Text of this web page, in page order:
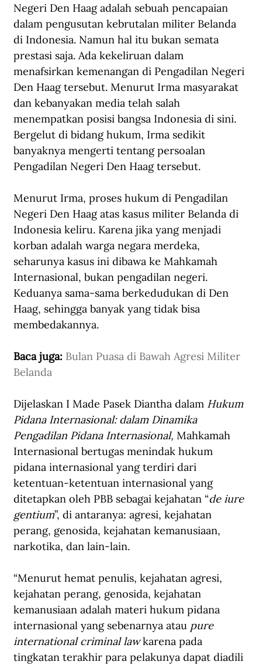
Negeri Den Haag adalah sebuah pencapaian
dalam pengusutan kebrutalan militer Belanda
di Indonesia. Namun hal itu bukan semata
prestasi saja. Ada kekeliruan dalam
menafsirkan kemenangan di Pengadilan Negeri
Den Haag tersebut. Menurut Irma masyarakat
dan kebanyakan media telah salah
menempatkan posisi bangsa Indonesia di sini.
Bergelut di bidang hukum, Irma sedikit
banyaknya mengerti tentang persoalan
Pengadilan Negeri Den Haag tersebut.
Menurut Irma, proses hukum di Pengadilan
Negeri Den Haag atas kasus militer Belanda di
Indonesia keliru. Karena jika yang menjadi
korban adalah warga negara merdeka,
seharunya kasus ini dibawa ke Mahkamah
Internasional, bukan pengadilan negeri.
Keduanya sama-sama berkedudukan di Den
Haag, sehingga banyak yang tidak bisa
membedakannya.
Baca juga: Bulan Puasa di Bawah Agresi Militer
Belanda
Dijelaskan I Made Pasek Diantha dalam Hukum
Pidana Internasional: dalam Dinamika
Pengadilan Pidana Internasional, Mahkamah
Internasional bertugas menindak hukum
pidana internasional yang terdiri dari
ketentuan-ketentuan internasional yang
ditetapkan oleh PBB sebagai kejahatan “de iure
gentium”, di antaranya: agresi, kejahatan
perang, genosida, kejahatan kemanusiaan,
narkotika, dan lain-lain.
“Menurut hemat penulis, kejahatan agresi,
kejahatan perang, genosida, kejahatan
kemanusiaan adalah materi hukum pidana
internasional yang sebenarnya atau pure
international criminal law karena pada
tingkatan terakhir para pelakunya dapat diadili